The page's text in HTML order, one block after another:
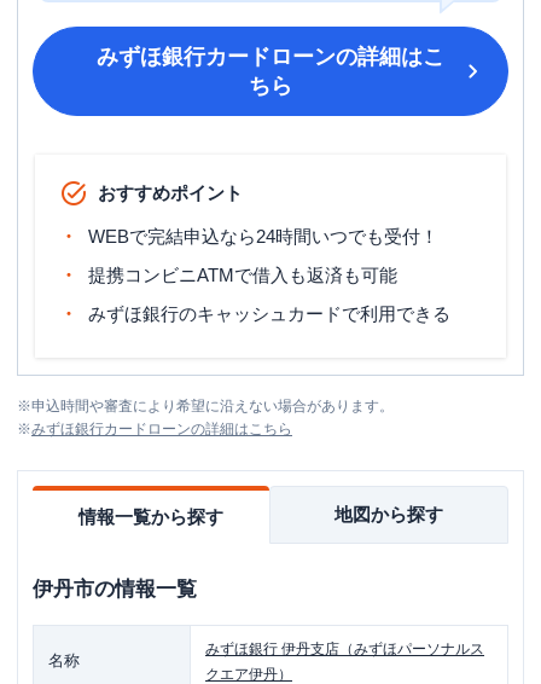
みずほ銀行カードローンの詳細はこ
ちら
おすすめポイント
WEBで完結申込なら24時間いつでも受付！
提携コンビニATMで借入も返済も可能
みずほ銀行のキャッシュカードで利用できる
※申込時間や審査により希望に沿えない場合があります。
※みずほ銀行カードローンの詳細はこちら
情報一覧から探す 地図から探す
伊丹市の情報一覧
名称
みずほ銀行 伊丹支店（みずほパーソナルス
クエア伊丹）